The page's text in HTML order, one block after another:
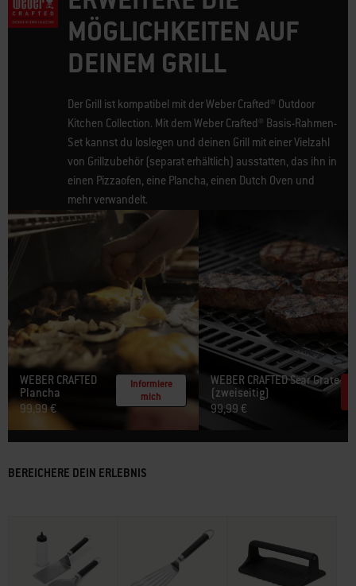
MÖGLICHKEITEN AUF
DEINEM GRILL
Der Grill ist kompatibel mit der Weber Crafted® Outdoor
Kitchen Collection. Mit dem Weber Crafted® Basis-Rahmen-
Set kannst du loslegen und deinen Grill mit einer Vielzahl
von Grillzubehör (separat erhältlich) ausstatten, das ihn in
einen Pizzaofen, eine Plancha, einen Dutch Oven und
mehr verwandelt.
WEBER CRAFTED
Plancha
99,99 €
Informiere
mich
WEBER CRAFTED Sear Grate
(zweiseitig)​
99,99 €
BEREICHERE DEIN ERLEBNIS